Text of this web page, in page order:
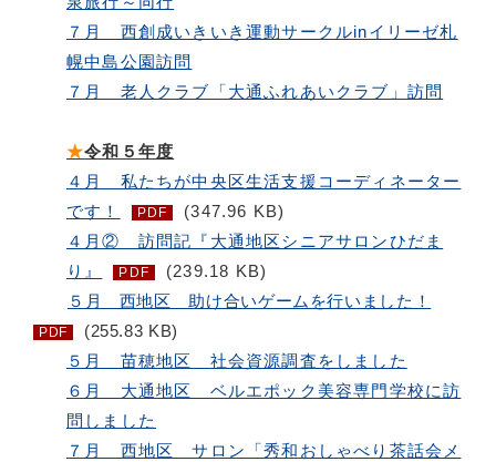
７月 西創成いきいき運動サークルinイリーゼ札
幌中島公園訪問
７月 老人クラブ「大通ふれあいクラブ」訪問
★令和５年度
４月 私たちが中央区生活支援コーディネーター
です！
PDF
(347.96 KB)
４月② 訪問記『大通地区シニアサロンひだま
り』
PDF
(239.18 KB)
５月 西地区 助け合いゲームを行いました！
PDF
(255.83 KB)
５月 苗穂地区 社会資源調査をしました
６月 大通地区 ベルエポック美容専門学校に訪
問しました
７月 西地区 サロン「秀和おしゃべり茶話会メ